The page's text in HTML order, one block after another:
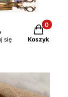
się
Produkty
Koszyk